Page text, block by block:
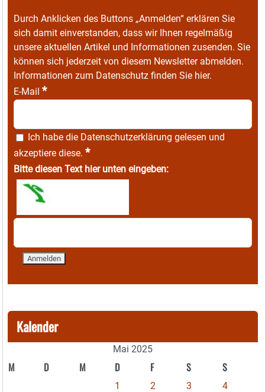
Durch Anklicken des Buttons „Anmelden“ erklären Sie
sich damit einverstanden, dass wir Ihnen regelmäßig
unsere aktuellen Artikel und Informationen zusenden. Sie
können sich jederzeit von diesem Newsletter abmelden.
Informationen zum Datenschutz finden Sie hier.
E-Mail *
Ich habe die Datenschutzerklärung gelesen und
akzeptiere diese. *
Bitte diesen Text hier unten eingeben:
Kalender
Mai 2025
M D M D F S S
1 2 3
4